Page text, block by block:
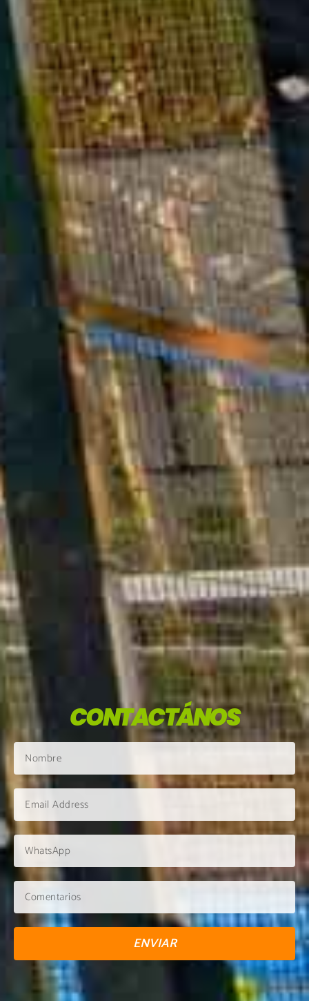
CONTACTÁNOS
ENVIAR